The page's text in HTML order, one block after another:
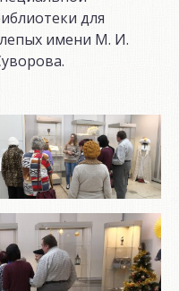
для
имени М. И.